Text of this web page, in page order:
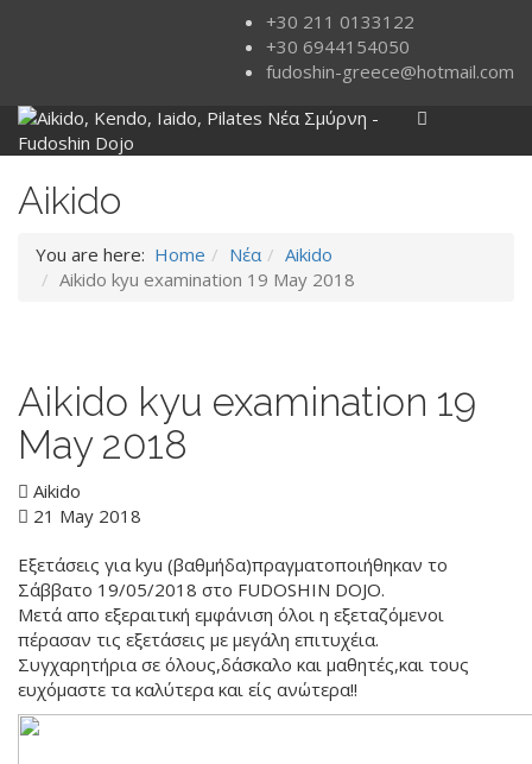
+30 211 0133122
+30 6944154050
fudoshin-greece@hotmail.com
Aikido
You are here: Home Νέα
Aikido
Aikido kyu examination 19 May 2018
Aikido kyu examination 19
May 2018
Aikido
21 May 2018
Εξετάσεις για kyu (βαθμήδα)πραγματοποιήθηκαν το
Σάββατο 19/05/2018 στο FUDOSHIN DOJO.
Μετά απο εξεραιτική εμφάνιση όλοι η εξεταζόμενοι
πέρασαν τις εξετάσεις με μεγάλη επιτυχέια.
Συγχαρητήρια σε όλους,δάσκαλο και μαθητές,και τους
ευχόμαστε τα καλύτερα και είς ανώτερα!!